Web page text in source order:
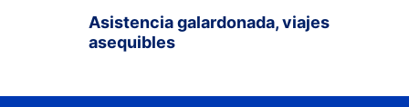
Asistencia galardonada, viajes
asequibles